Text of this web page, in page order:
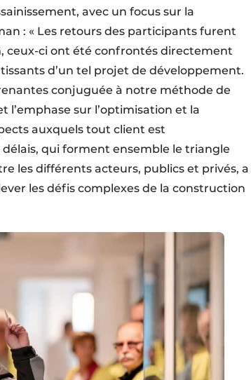
avec un focus sur la
: « Les retours des participants furent
ceux-ci ont été confrontés directement
d’un tel projet de développement.
conjuguée à notre méthode de
sur l’optimisation et la
auxquels tout client est
qui forment ensemble le triangle
les différents acteurs, publics et privés, a
les défis complexes de la construction